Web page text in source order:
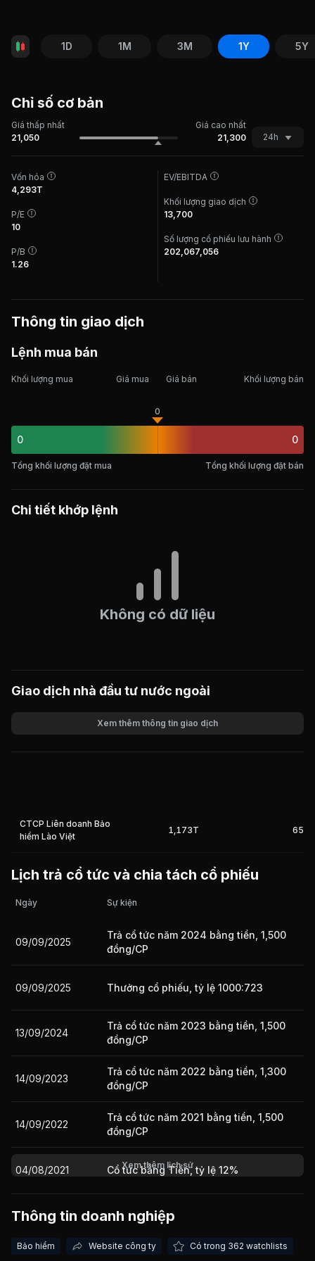
1D 1M 3M 1Y 5Y
Chỉ số cơ bản
Giá thấp nhất
Giá cao nhất
21,050
21,300 24h
Vốn hóa
4,293T
P/E
10
P/B
1.26
EV/EBITDA
Khối lượng giao dịch
13,700
Số lượng cổ phiếu lưu hành
202,067,056
Thông tin giao dịch
Lệnh mua bán
Khối lượng mua Giá mua Giá bán Khối lượng bán
0
0
0
Tổng khối lượng đặt mua Tổng khối lượng đặt bán
Chi tiết khớp lệnh
Không có dữ liệu
Giao dịch nhà đầu tư nước ngoài
Giá trị giao dịch nhà đầu tư nước ngoài 10 phiên gần nhất
Xem thêm thông tin giao dịch
CTCP Liên doanh Bảo
hiểm Lào Việt
1,173T 65%
Lịch trả cổ tức và chia tách cổ phiếu
Ngày Sự kiện
09/09/2025
Trả cổ tức năm 2024 bằng tiền, 1,500
đồng/CP
09/09/2025 Thưởng cổ phiếu, tỷ lệ 1000:723
13/09/2024
Trả cổ tức năm 2023 bằng tiền, 1,500
đồng/CP
14/09/2023
Trả cổ tức năm 2022 bằng tiền, 1,300
đồng/CP
14/09/2022
Trả cổ tức năm 2021 bằng tiền, 1,500
đồng/CP
04/08/2021 Cổ tức bằng Tiền, tỷ lệ 12%
28/10/2020 Cổ tức bằng Tiền, tỷ lệ 8%
Xem thêm lịch sử
Thông tin doanh nghiệp
Bảo hiểm Website công ty Có trong 362 watchlists